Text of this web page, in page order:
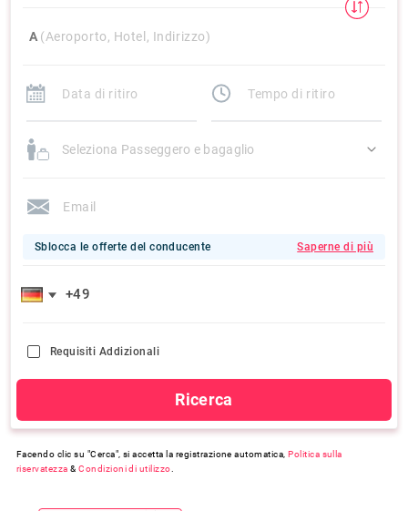
A (Aeroporto, Hotel, Indirizzo)
Seleziona Passeggero e bagaglio
Sblocca le offerte del conducente Saperne di più
Requisiti Addizionali
Ricerca
Facendo clic su "Cerca", si accetta la registrazione automatica, Politica sulla
riservatezza &Condizioni di utilizzo